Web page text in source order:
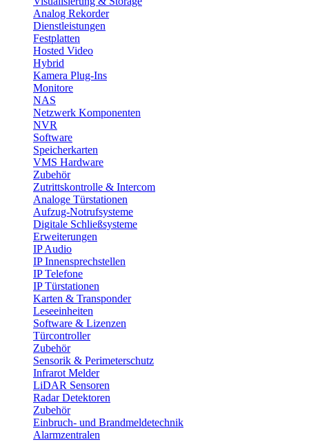
Analog Rekorder
Dienstleistungen
Festplatten
Hosted Video
Hybrid
Kamera Plug-Ins
Monitore
NAS
Netzwerk Komponenten
NVR
Software
Speicherkarten
VMS Hardware
Zubehör
Zutrittskontrolle & Intercom
Analoge Türstationen
Aufzug-Notrufsysteme
Digitale Schließsysteme
Erweiterungen
IP Audio
IP Innensprechstellen
IP Telefone
IP Türstationen
Karten & Transponder
Leseeinheiten
Software & Lizenzen
Türcontroller
Zubehör
Sensorik & Perimeterschutz
Infrarot Melder
LiDAR Sensoren
Radar Detektoren
Zubehör
Einbruch- und Brandmeldetechnik
Alarmzentralen